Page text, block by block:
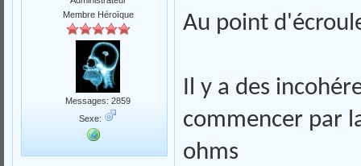
Membre Héroïque
Messages: 2859
Sexe:
Au point
Il y a des
commencer par
ohms